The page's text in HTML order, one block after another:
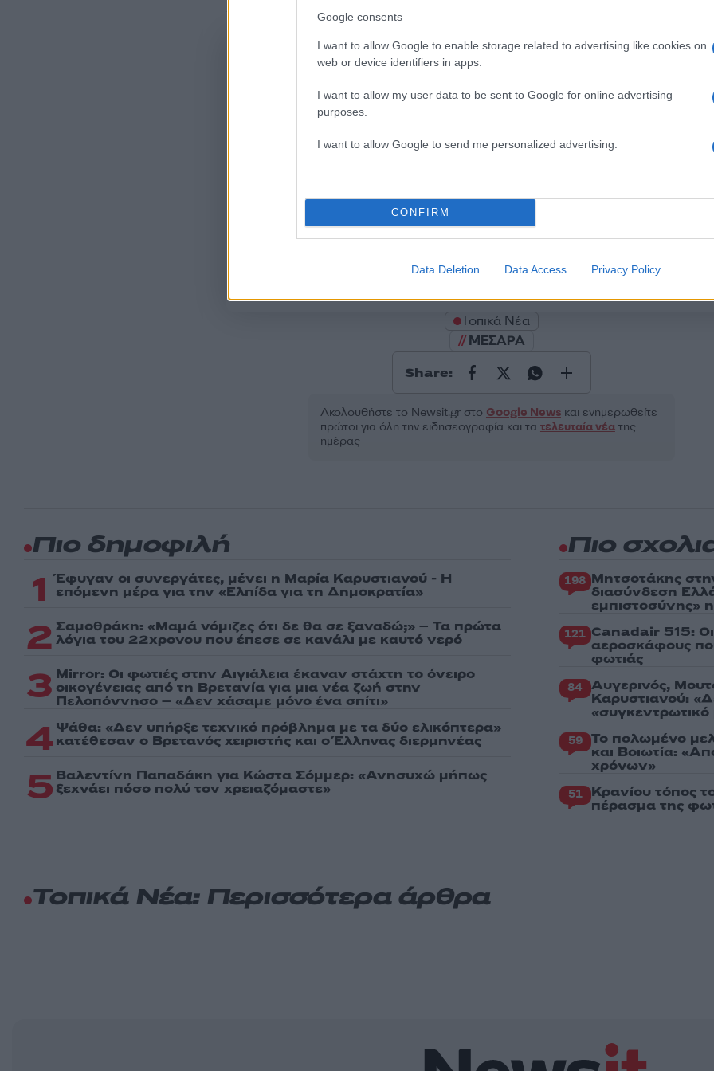
Google consents
I want to allow Google to enable storage related to advertising like cookies on
web or device identifiers in apps.
I want to allow my user data to be sent to Google for online advertising
purposes.
I want to allow Google to send me personalized advertising.
CONFIRM
Data Deletion Data Access Privacy Policy
Σχολίασε εδώ
Τοπικά Νέα
ΜΕΣΑΡΑ
Share:
Ακολουθήστε το Νewsit.gr στο Google Newsκαι ενημερωθείτε
πρώτοι για όλη την ειδησεογραφία και τα τελευταία νέατης
ημέρας
Πιο δημοφιλή
1 Έφυγαν οι συνεργάτες, μένει η Μαρία Καρυστιανού - Η
επόμενη μέρα για την «Ελπίδα για τη Δημοκρατία»
2 Σαμοθράκη: «Μαμά νόμιζες ότι δε θα σε ξαναδώ;» – Τα πρώτα
λόγια του 22χρονου που έπεσε σε κανάλι με καυτό νερό
3 Mirror: Οι φωτιές στην Αιγιάλεια έκαναν στάχτη το όνειρο
οικογένειας από τη Βρετανία για μια νέα ζωή στην
Πελοπόννησο – «Δεν χάσαμε μόνο ένα σπίτι»
4 Ψάθα: «Δεν υπήρξε τεχνικό πρόβλημα με τα δύο ελικόπτερα»
κατέθεσαν ο Βρετανός χειριστής και ο Έλληνας διερμηνέας
5 Βαλεντίνη Παπαδάκη για Κώστα Σόμμερ: «Ανησυχώ μήπως
ξεχνάει πόσο πολύ τον χρειαζόμαστε»
Πιο
198 Μητσοτάκης
διασύνδεση
εμπιστοσύνης»
121 Canadair 515:
αεροσκάφους
φωτιάς
84 Αυγερινός,
Καρυστιανού:
59 Το πολωμένο
και Βοιωτία:
χρόνων»
51 Κρανίου τόπος
πέρασμα της
Τοπικά Νέα: Περισσότερα άρθρα